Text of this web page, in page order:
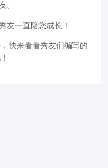
。
友一直陪您成长！
快来看看秀友们编写的